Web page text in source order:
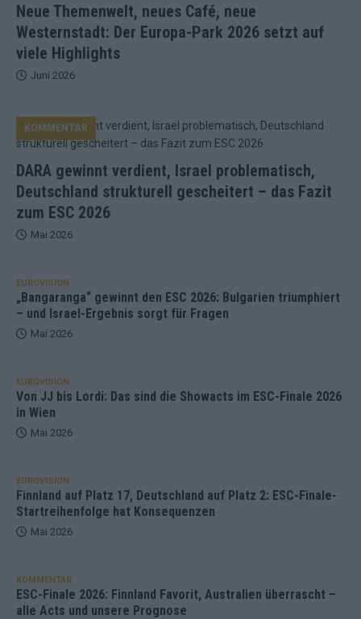
Neue Themenwelt, neues Café, neue
Westernstadt: Der Europa-Park 2026 setzt auf
viele Highlights
Juni 2026
DARA gewinnt verdient, Israel problematisch,
Deutschland strukturell gescheitert – das Fazit
zum ESC 2026
KOMMENTAR
Mai 2026
EUROVISION
„Bangaranga“ gewinnt den ESC 2026: Bulgarien triumphiert
– und Israel-Ergebnis sorgt für Fragen
Mai 2026
EUROVISION
Von JJ bis Lordi: Das sind die Showacts im ESC-Finale 2026
in Wien
Mai 2026
EUROVISION
Finnland auf Platz 17, Deutschland auf Platz 2: ESC-Finale-
Startreihenfolge hat Konsequenzen
Mai 2026
KOMMENTAR
ESC-Finale 2026: Finnland Favorit, Australien überrascht –
alle Acts und unsere Prognose